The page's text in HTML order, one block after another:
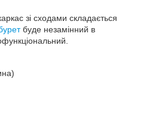
зі сходами складається
буде незамінний в